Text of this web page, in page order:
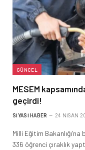
GÜNCEL
MESEM
geçirdi!
SIYASI HABER 24 NISAN
Milli Eğitim Bakanlığı’na
336 öğrenci çıraklık